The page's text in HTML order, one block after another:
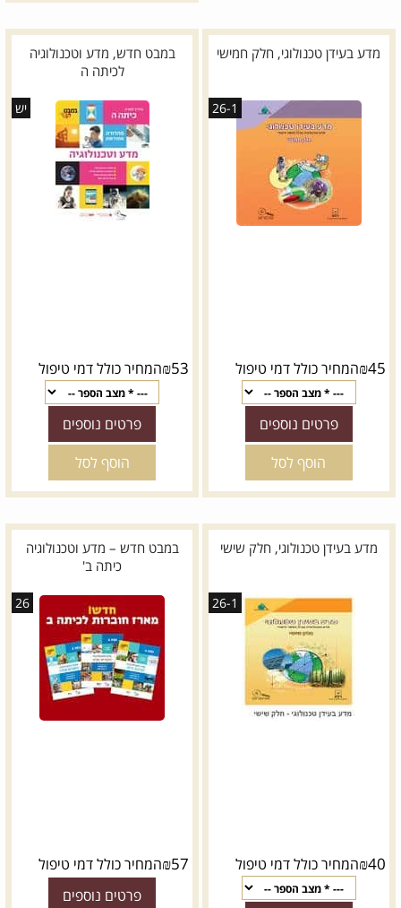
מדע בעידן טכנולוגי, חלק חמישי
26-1
₪45 המחיר כולל דמי טיפול
פרטים נוספים
הוסף לסל
במבט חדש, מדע וטכנולוגיה
לכיתה ה
יש
₪53 המחיר כולל דמי טיפול
פרטים נוספים
הוסף לסל
מדע בעידן טכנולוגי, חלק שישי
26-1
₪40 המחיר כולל דמי טיפול
במבט חדש – מדע וטכנולוגיה
כיתה ב'
26
₪57 המחיר כולל דמי טיפול
פרטים נוספים